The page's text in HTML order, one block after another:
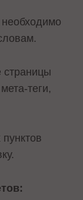
страницы
теги,